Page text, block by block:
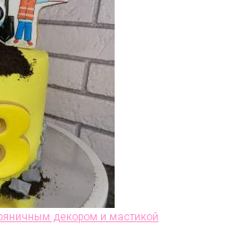
декором и мастикой